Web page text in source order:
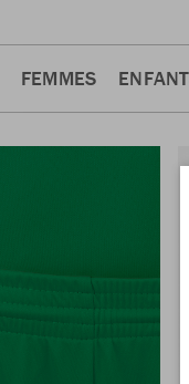
FEMMES